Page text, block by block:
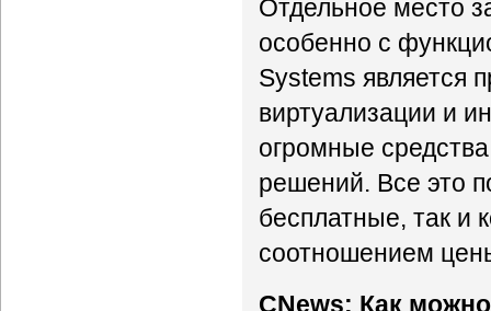
Отдельное место
особенно с
Systems является
виртуализации и
огромные
решений. Все это
бесплатные, так и
соотношением
CNews: Как